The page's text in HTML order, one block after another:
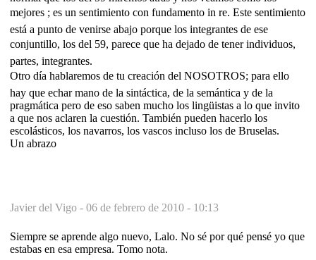
mejores ; es un sentimiento con fundamento in re. Este sentimiento
está a punto de venirse abajo porque los integrantes de ese
conjuntillo, los del 59, parece que ha dejado de tener individuos,
partes, integrantes.
Otro día hablaremos de tu creación del NOSOTROS; para ello
hay que echar mano de la sintáctica, de la semántica y de la
pragmática pero de eso saben mucho los lingüistas a lo que invito
a que nos aclaren la cuestión. También pueden hacerlo los
escolásticos, los navarros, los vascos incluso los de Bruselas.
Un abrazo
Javier del Vigo - 06 de febrero de 2010 - 10:13
Siempre se aprende algo nuevo, Lalo. No sé por qué pensé yo que
estabas en esa empresa. Tomo nota.